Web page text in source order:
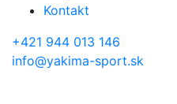
Kontakt
+421 944 013 146
info@yakima-sport.sk